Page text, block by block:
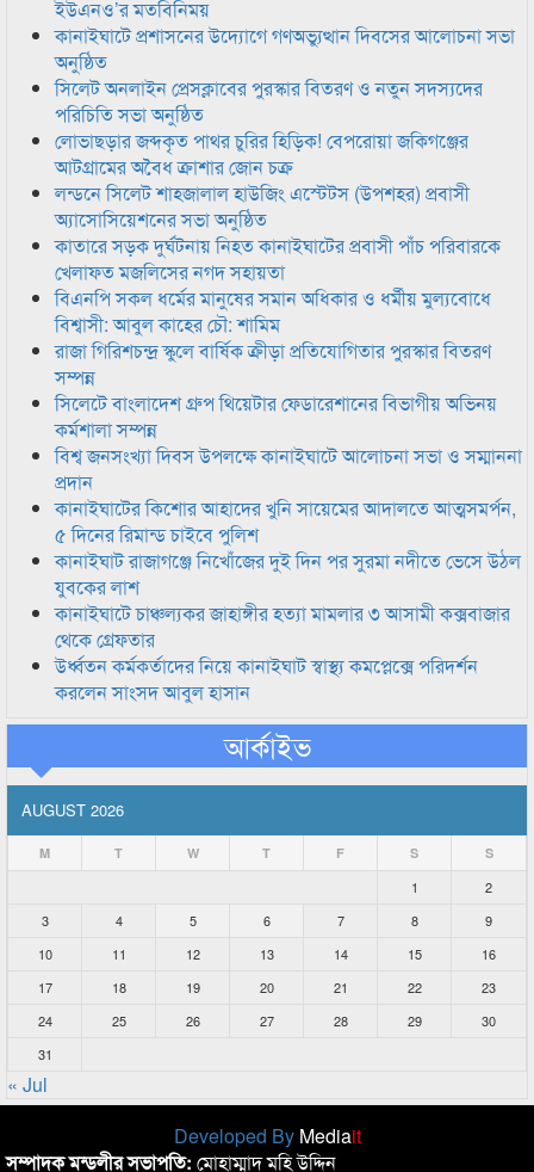
ইউএনও’র মতবিনিময়
কানাইঘাটে প্রশাসনের উদ্যোগে গণঅভ্যুত্থান দিবসের আলোচনা সভা
অনুষ্ঠিত
সিলেট অনলাইন প্রেসক্লাবের পুরস্কার বিতরণ ও নতুন সদস্যদের
পরিচিতি সভা অনুষ্ঠিত
লোভাছড়ার জব্দকৃত পাথর চুরির হিড়িক! বেপরোয়া জকিগঞ্জের
আটগ্রামের অবৈধ ক্রাশার জোন চক্র
লন্ডনে সিলেট শাহজালাল হাউজিং এস্টেটস (উপশহর) প্রবাসী
অ্যাসোসিয়েশনের সভা অনুষ্ঠিত
কাতারে সড়ক দুর্ঘটনায় নিহত কানাইঘাটের প্রবাসী পাঁচ পরিবারকে
খেলাফত মজলিসের নগদ সহায়তা
বিএনপি সকল ধর্মের মানুষের সমান অধিকার ও ধর্মীয় মুল্যবোধে
বিশ্বাসী: আবুল কাহের চৌ: শামিম
রাজা গিরিশচন্দ্র স্কুলে বার্ষিক ক্রীড়া প্রতিযোগিতার পুরস্কার বিতরণ
সম্পন্ন
সিলেটে বাংলাদেশ গ্রুপ থিয়েটার ফেডারেশানের বিভাগীয় অভিনয়
কর্মশালা সম্পন্ন
বিশ্ব জনসংখ্যা দিবস উপলক্ষে কানাইঘাটে আলোচনা সভা ও সম্মাননা
প্রদান
কানাইঘাটের কিশোর আহাদের খুনি সায়েমের আদালতে আত্মসমর্পন,
৫ দিনের রিমান্ড চাইবে পুলিশ
কানাইঘাট রাজাগঞ্জে নিখোঁজের দুই দিন পর সুরমা নদীতে ভেসে উঠল
যুবকের লাশ
কানাইঘাটে চাঞ্চল্যকর জাহাঙ্গীর হত্যা মামলার ৩ আসামী কক্সবাজার
থেকে গ্রেফতার
উর্ধ্বতন কর্মকর্তাদের নিয়ে কানাইঘাট স্বাস্থ্য কমপ্লেক্সে পরিদর্শন
করলেন সাংসদ আবুল হাসান
আর্কাইভ
AUGUST 2026
M T W T F S S
1
2
3
4 5 6 7 8
9
10
11 12 13 14 15
16
17
18 19 20 21 22
23
24
25 26 27 28 29
30
31
« Jul
Developed By Mediait
সম্পাদক মন্ডলীর সভাপতি: মোহাম্মাদ মহি উদ্দিন